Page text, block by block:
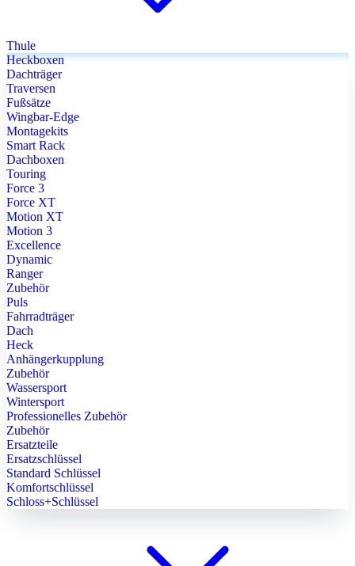
Thule
Heckboxen
Dachträger
Traversen
Fußsätze
Wingbar-Edge
Montagekits
Smart Rack
Dachboxen
Touring
Force 3
Force XT
Motion XT
Motion 3
Excellence
Dynamic
Ranger
Zubehör
Puls
Fahrradträger
Dach
Heck
Anhängerkupplung
Zubehör
Wassersport
Wintersport
Professionelles Zubehör
Zubehör
Ersatzteile
Ersatzschlüssel
Standard Schlüssel
Komfortschlüssel
Schloss+Schlüssel